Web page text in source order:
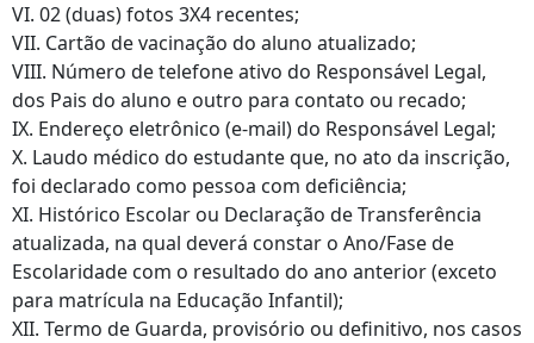
VI. 02 (duas) fotos 3X4 recentes;
VII. Cartão de vacinação do aluno atualizado;
VIII. Número de telefone ativo do Responsável Legal,
dos Pais do aluno e outro para contato ou recado;
IX. Endereço eletrônico (e-mail) do Responsável Legal;
X. Laudo médico do estudante que, no ato da inscrição,
foi declarado como pessoa com deficiência;
XI. Histórico Escolar ou Declaração de Transferência
atualizada, na qual deverá constar o Ano/Fase de
Escolaridade com o resultado do ano anterior (exceto
para matrícula na Educação Infantil);
XII. Termo de Guarda, provisório ou definitivo, nos casos